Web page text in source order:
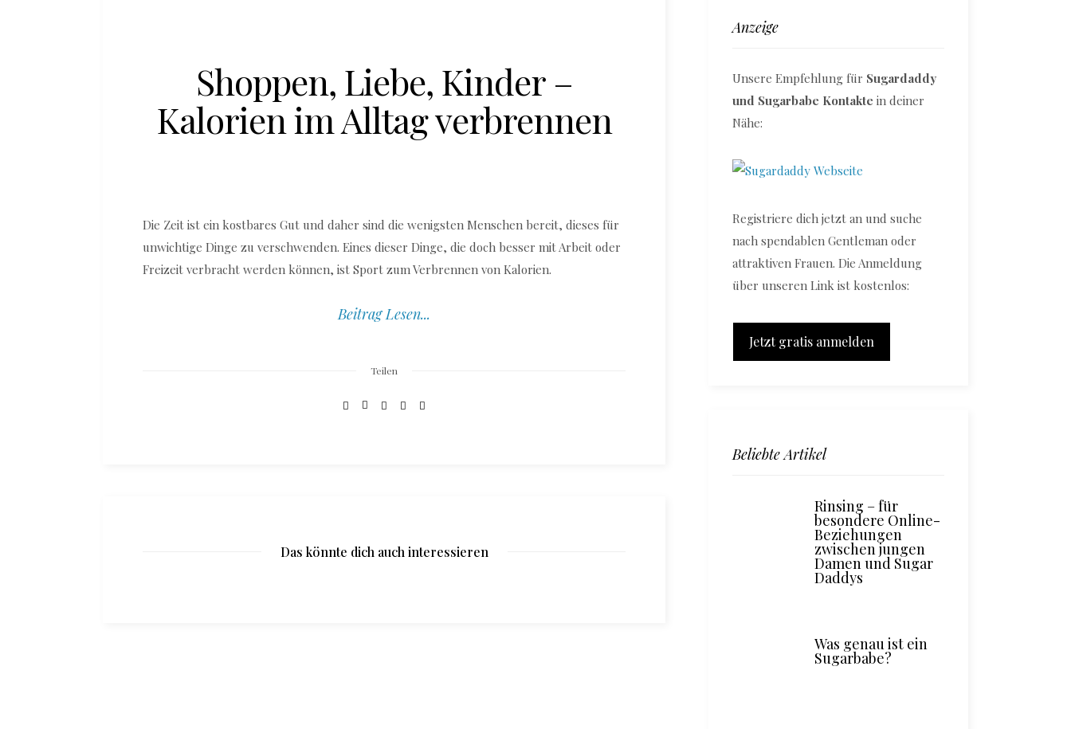
Shoppen, Liebe, Kinder –
Kalorien im Alltag verbrennen
Die Zeit ist ein kostbares Gut und daher sind die wenigsten Menschen bereit, dieses für
unwichtige Dinge zu verschwenden. Eines dieser Dinge, die doch besser mit Arbeit oder
Freizeit verbracht werden können, ist Sport zum Verbrennen von Kalorien.
Beitrag Lesen...
Teilen
Das könnte dich auch interessieren
Anzeige
Unsere Empfehlung für Sugardaddy
und Sugarbabe Kontakte in deiner
Nähe:
Registriere dich jetzt an und suche
nach spendablen Gentleman oder
attraktiven Frauen. Die Anmeldung
über unseren Link ist kostenlos:
Jetzt gratis anmelden
Beliebte Artikel
Rinsing – für
besondere Online-
Beziehungen
zwischen jungen
Damen und Sugar
Daddys
Was genau ist ein
Sugarbabe?